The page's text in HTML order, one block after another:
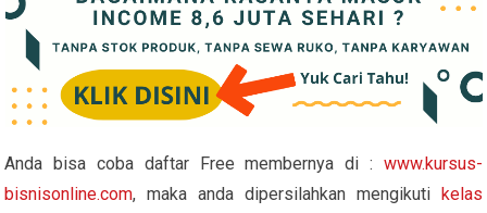
Anda bisa coba daftar Free membernya di : www.kursus-
bisnisonline.com, maka anda dipersilahkan mengikuti
kelas